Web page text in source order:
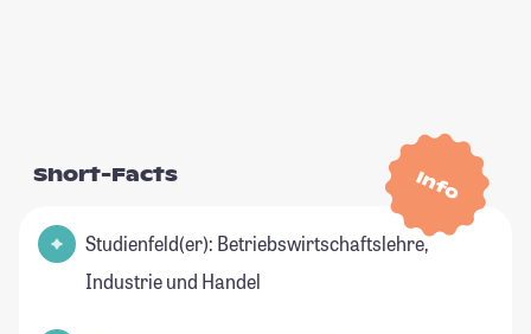
Info
Short-Facts
Studienfeld(er): Betriebswirtschaftslehre,
Industrie und Handel